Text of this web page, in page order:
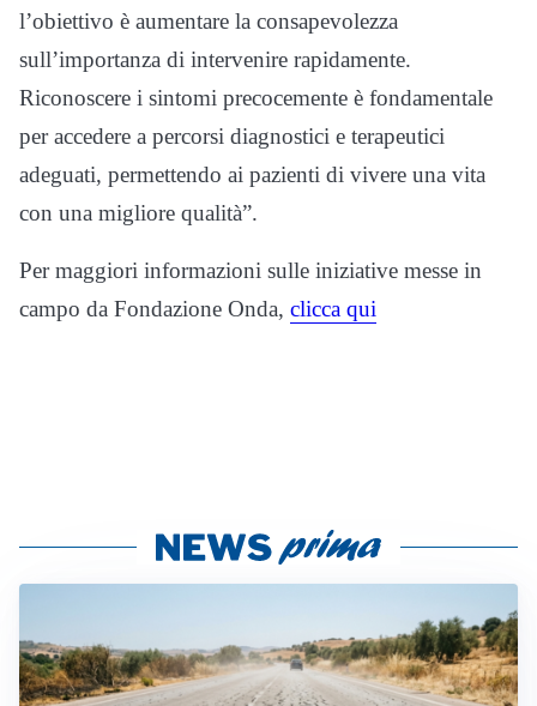
l’obiettivo è aumentare la consapevolezza
sull’importanza di intervenire rapidamente.
Riconoscere i sintomi precocemente è fondamentale
per accedere a percorsi diagnostici e terapeutici
adeguati, permettendo ai pazienti di vivere una vita
con una migliore qualità”.
Per maggiori informazioni sulle iniziative messe in
campo da Fondazione Onda, clicca qui